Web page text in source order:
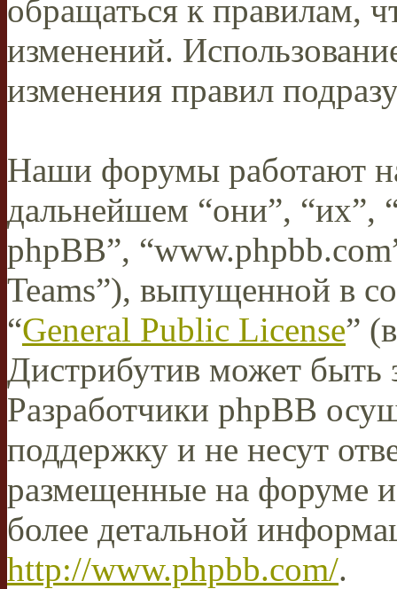
обращаться к правилам,
изменений.
изменения правил
Наши форумы работают
дальнейшем “они”, “их”,
phpBB”,
Teams”), выпущенной в
“General Public License”
Дистрибутив может быть
Разработчики phpBB
поддержку и не несут
размещенные на форуме
более детальной
http://www.phpbb.com/.